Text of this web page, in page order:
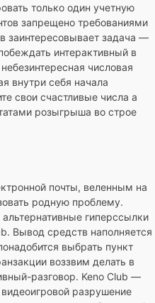
только один учетную
запрещено требованиями
заинтересовывает задача —
интерактивный в
числовая
внутри себя начала
свои счастливые числа а
розыгрыша во строе
почты, веленным на
родную проблему.
гиперссылки
Вывод средств наполняется
выбрать пункт
воззвим делать в
разговор. Keno Club —
разрушение